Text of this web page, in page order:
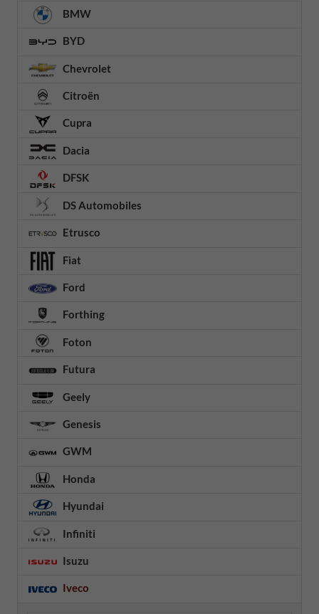
BMW
BYD
Chevrolet
Citroën
Cupra
Dacia
DFSK
DS Automobiles
Etrusco
Fiat
Ford
Forthing
Foton
Futura
Geely
Genesis
GWM
Honda
Hyundai
Infiniti
Isuzu
Iveco